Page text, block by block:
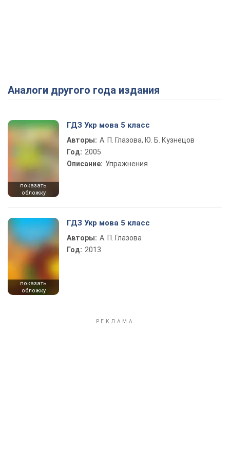
Аналоги другого года издания
показать
обложку
ГДЗ Укр мова 5 класс
Авторы: А. П. Глазова, Ю. Б. Кузнецов
Год: 2005
Описание: Упражнения
показать
обложку
ГДЗ Укр мова 5 класс
Авторы: А. П. Глазова
Год: 2013